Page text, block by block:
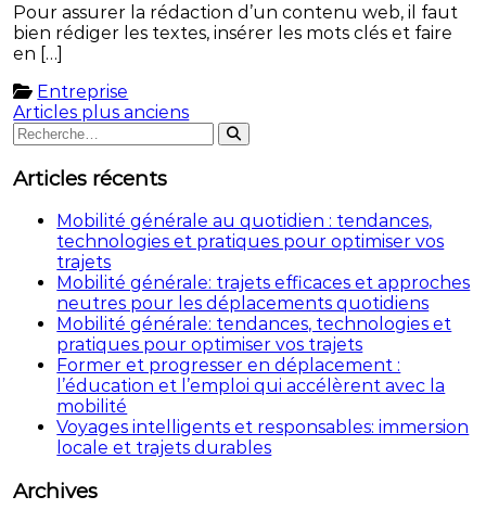
Pour assurer la rédaction d’un contenu web, il faut
bien rédiger les textes, insérer les mots clés et faire
en […]
Entreprise
Navigation
des
articles
Articles plus anciens
Rechercher
:
Rechercher
Articles récents
Mobilité générale au quotidien : tendances,
technologies et pratiques pour optimiser vos
trajets
Mobilité générale: trajets efficaces et approches
neutres pour les déplacements quotidiens
Mobilité générale: tendances, technologies et
pratiques pour optimiser vos trajets
Former et progresser en déplacement :
l’éducation et l’emploi qui accélèrent avec la
mobilité
Voyages intelligents et responsables: immersion
locale et trajets durables
Archives